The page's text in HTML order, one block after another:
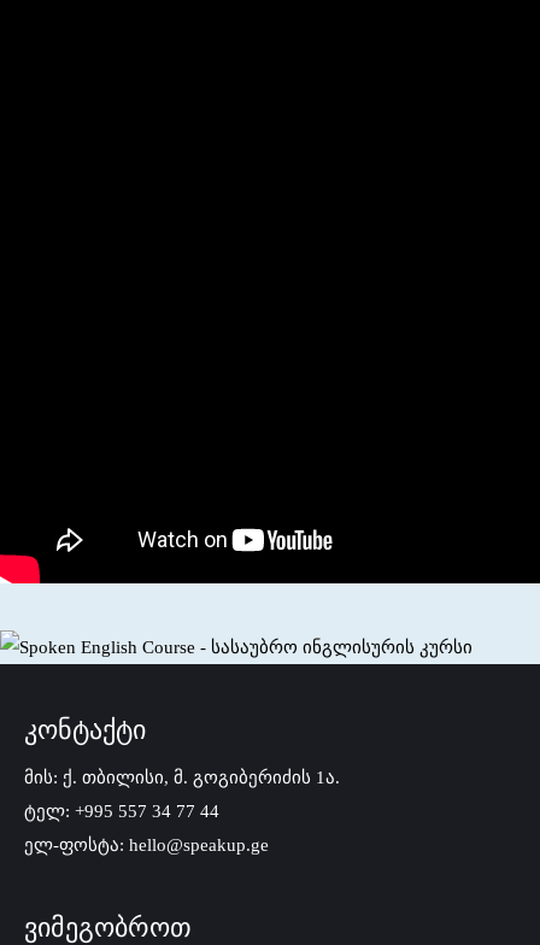
კონტაქტი
მის: ქ. თბილისი, მ. გოგიბერიძის 1ა.
ტელ: +995 557 34 77 44
ელ-ფოსტა: hello@speakup.ge
ვიმეგობროთ